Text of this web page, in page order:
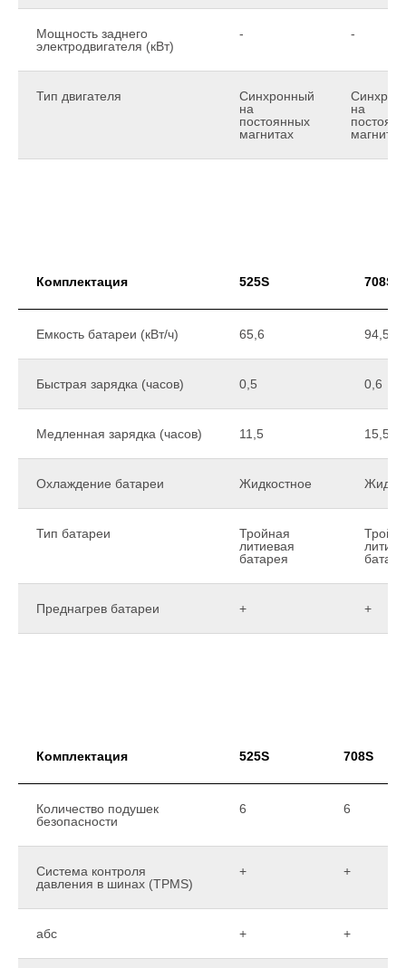
Мощность заднего
электродвигателя (кВт)
- -
Тип двигателя
Синхронный
на
постоянных
магнитах
на
магнитах
Комплектация 525S 708S
Емкость батареи (кВт/ч) 65,6 94,5
Быстрая зарядка (часов) 0,5 0,6
Медленная зарядка (часов) 11,5 15,5
Охлаждение батареи Жидкостное
Тип батареи
Тройная
литиевая
батарея
Преднагрев батареи + +
Комплектация 525S 708S
Количество подушек
безопасности
6 6
Система контроля
давления в шинах (TPMS)
+ +
абс + +